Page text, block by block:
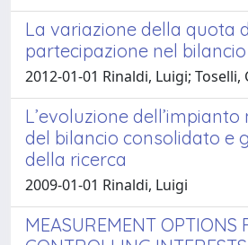
La variazione della quota
partecipazione nel
2012-01-01 Rinaldi, Luigi; Toselli,
L’evoluzione
del bilancio consolidato e
della ricerca
2009-01-01 Rinaldi, Luigi
MEASUREMENT OPTIONS